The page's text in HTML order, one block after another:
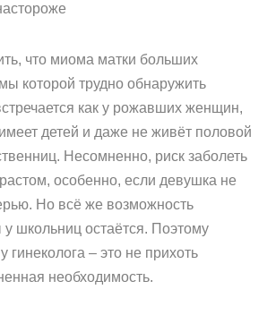
что миома матки больших
которой трудно обнаружить
как у рожавших женщин,
имеет детей и даже не живёт половой
Несомненно, риск заболеть
особенно, если девушка не
Но всё же возможность
школьниц остаётся. Поэтому
гинеколога – это не прихоть
необходимость.